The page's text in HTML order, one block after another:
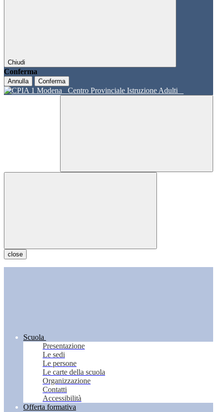
Chiudi
Conferma
Annulla Conferma
Centro Provinciale Istruzione Adulti
close
Scuola
Presentazione
Le sedi
Le persone
Le carte della scuola
Organizzazione
Contatti
Accessibilità
Offerta formativa